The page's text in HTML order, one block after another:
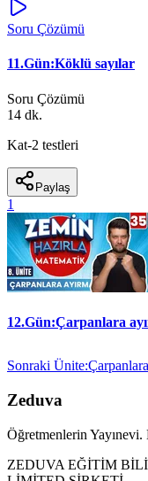
Soru Çözümü
11.Gün:Köklü sayılar
Soru Çözümü
14 dk.
Kat-2 testleri
Paylaş
1
12.Gün:Çarpanlara
Sonraki Ünite:
Zeduva
Öğretmenlerin Yayınevi.
ZEDUVA EĞİTİM